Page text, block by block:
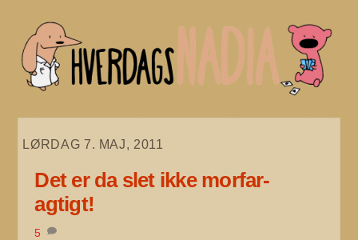
content
LØRDAG 7. MAJ, 2011
Det er da slet ikke morfar-
agtigt!
5